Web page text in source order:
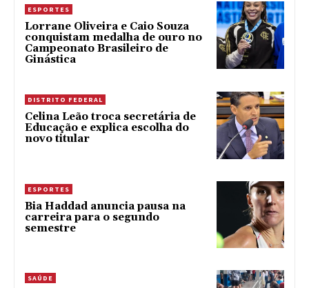
ESPORTES
Lorrane Oliveira e Caio Souza
conquistam medalha de ouro no
Campeonato Brasileiro de
Ginástica
DISTRITO FEDERAL
Celina Leão troca secretária de
Educação e explica escolha do
novo titular
ESPORTES
Bia Haddad anuncia pausa na
carreira para o segundo
semestre
SAÚDE